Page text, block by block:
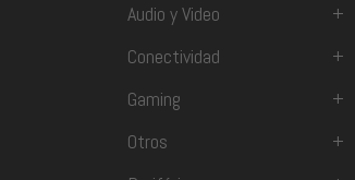
Audio y Video
+
Conectividad
+
Gaming
+
Otros
+